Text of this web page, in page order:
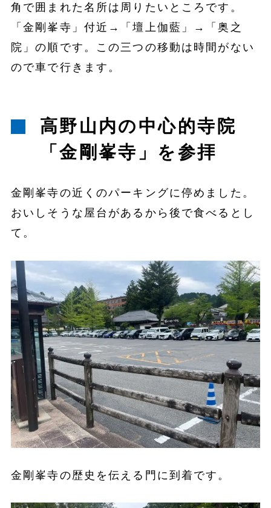
角で囲まれた名所は周りたいところです。
「金剛峯寺」付近→「壇上伽藍」→「奥之
院」の順です。この三つの移動は時間がない
ので車で行きます。
高野山内の中心的寺院
「金剛峯寺」を参拝
金剛峯寺の近くのパーキングに停めました。
おいしそうな屋台があるから後で食べるとし
て。
金剛峯寺の歴史を伝える門に到着です。